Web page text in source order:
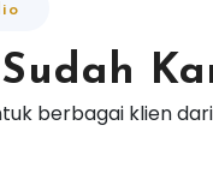
berbagai klien